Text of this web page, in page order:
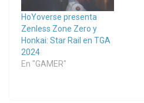
HoYoverse presenta
Zenless Zone Zero y
Honkai: Star Rail en TGA
2024
En "GAMER"